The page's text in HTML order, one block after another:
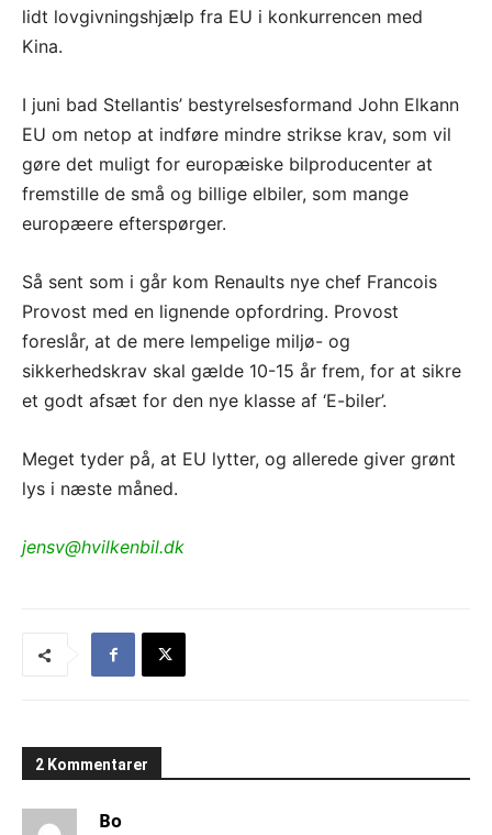
lidt lovgivningshjælp fra EU i konkurrencen med
Kina.
I juni bad Stellantis’ bestyrelsesformand John Elkann
EU om netop at indføre mindre strikse krav, som vil
gøre det muligt for europæiske bilproducenter at
fremstille de små og billige elbiler, som mange
europæere efterspørger.
Så sent som i går kom Renaults nye chef Francois
Provost med en lignende opfordring. Provost
foreslår, at de mere lempelige miljø- og
sikkerhedskrav skal gælde 10-15 år frem, for at sikre
et godt afsæt for den nye klasse af ‘E-biler’.
Meget tyder på, at EU lytter, og allerede giver grønt
lys i næste måned.
jensv@hvilkenbil.dk
2 Kommentarer
Bo